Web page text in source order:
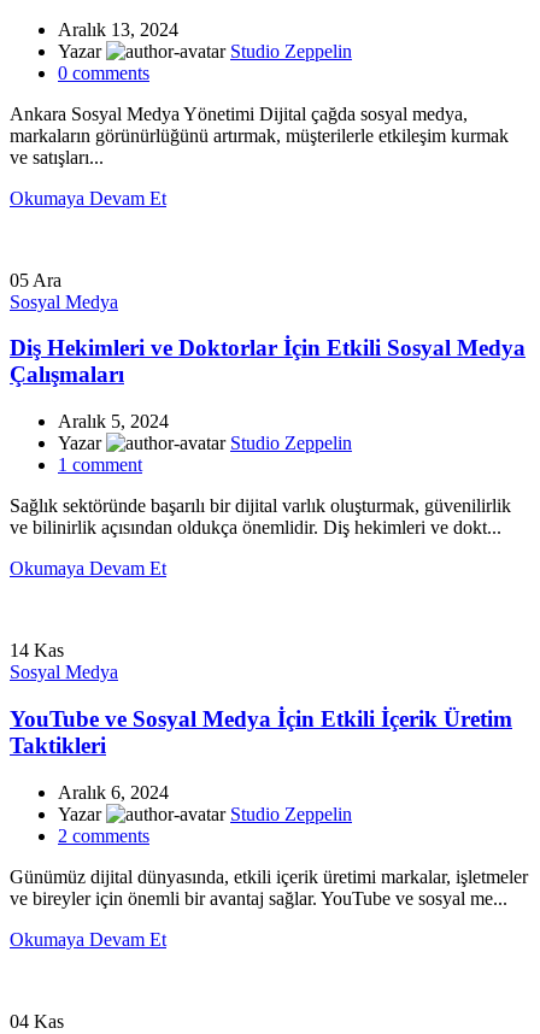
Aralık 13, 2024
Yazar
Studio Zeppelin
0 comments
Ankara Sosyal Medya Yönetimi Dijital çağda sosyal medya,
markaların görünürlüğünü artırmak, müşterilerle etkileşim kurmak
ve satışları...
Okumaya Devam Et
05 Ara
Sosyal Medya
Diş Hekimleri ve Doktorlar İçin Etkili Sosyal Medya
Çalışmaları
Aralık 5, 2024
Yazar
Studio Zeppelin
1 comment
Sağlık sektöründe başarılı bir dijital varlık oluşturmak, güvenilirlik
ve bilinirlik açısından oldukça önemlidir. Diş hekimleri ve dokt...
Okumaya Devam Et
14 Kas
Sosyal Medya
YouTube ve Sosyal Medya İçin Etkili İçerik Üretim
Taktikleri
Aralık 6, 2024
Yazar
Studio Zeppelin
2 comments
Günümüz dijital dünyasında, etkili içerik üretimi markalar, işletmeler
ve bireyler için önemli bir avantaj sağlar. YouTube ve sosyal me...
Okumaya Devam Et
04 Kas